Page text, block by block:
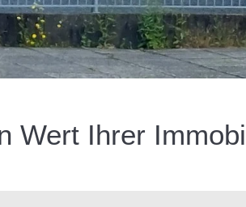
Wert Ihrer